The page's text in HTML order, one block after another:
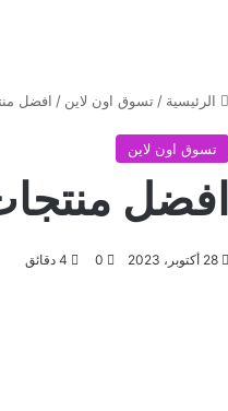
الرئيسية / تسوق اون لاين / افضل
تسوق اون لاين
افضل
28 أكتوبر، 2023 0